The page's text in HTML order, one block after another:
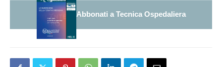
Abbonati a Tecnica Ospedaliera